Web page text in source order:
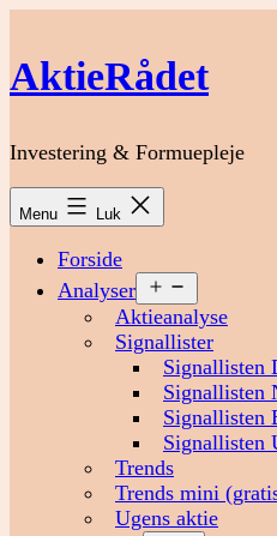
indhold
AktieRådet
Investering & Formuepleje
Menu Luk
Forside
Analyser
menu
Aktieanalyse
Signallister
Signallisten
Signallisten
Signallisten
Signallisten
Trends
Trends mini
Ugens aktie